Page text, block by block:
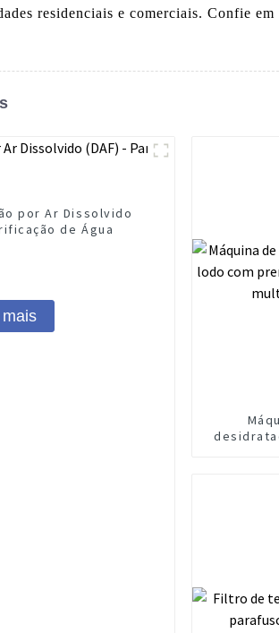
residenciais e comerciais. Confie
por Ar Dissolvido
de Água